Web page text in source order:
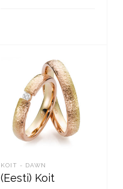
KOIT - DAWN
(Eesti) Koit